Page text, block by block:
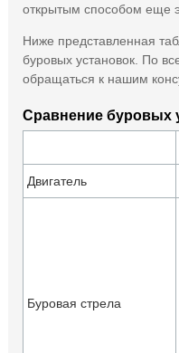
открытым способом еще
Ниже представленная
буровых установок. По
обращаться к нашим
Сравнение буровых
Двигатель
Буровая стрела